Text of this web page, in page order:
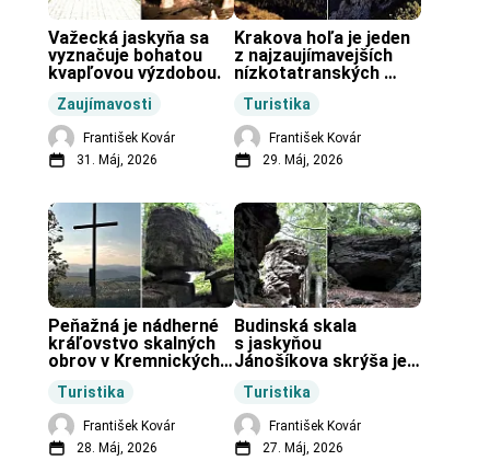
Zaujímavosti
Važecká jaskyňa sa
vyznačuje bohatou
kvapľovou výzdobou.
František Kovár
31. Máj, 2026
Turistika
Krakova hoľa je jeden
z najzaujímavejších
nízkotatranských
František Kovár
29. Máj, 2026
Turistika
Peňažná je nádherné
kráľovstvo skalných
obrov v Kremnických
František Kovár
28. Máj, 2026
Turistika
Budinská skala
s jaskyňou
Jánošíkova skrýša je
obci Budiná.
František Kovár
27. Máj, 2026